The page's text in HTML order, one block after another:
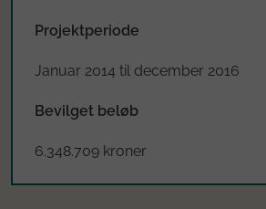
Projektperiode
Januar 2014 til december 2016
Bevilget beløb
6.348.709 kroner